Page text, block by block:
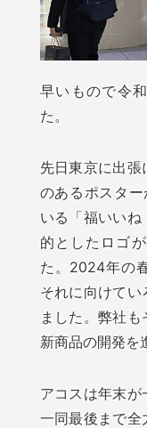
早いもので令
た。
先日東京に出張
のあるポスタ
いる「福いいね
的としたロゴ
た。2024年の
それに向けてい
ました。弊社
新商品の開発を
アコスは年末が
一同最後まで全